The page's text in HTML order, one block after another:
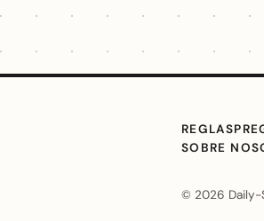
REGLAS
SOBRE
© 2026 Daily-